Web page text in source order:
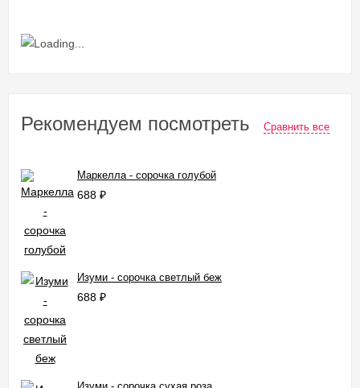
Рекомендуем посмотреть Сравнить все
Маркелла - сорочка голубой
688 ₽
Изуми - сорочка светлый беж
688 ₽